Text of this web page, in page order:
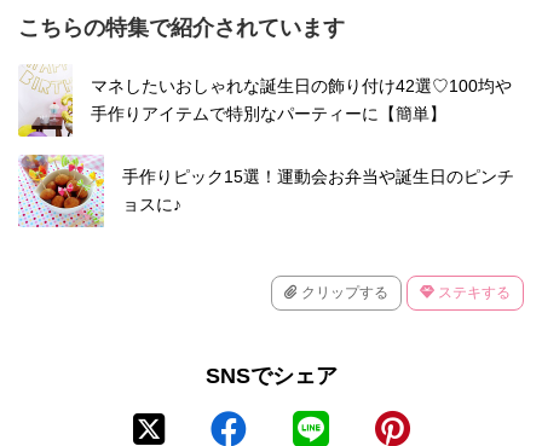
こちらの特集で紹介されています
マネしたいおしゃれな誕生日の飾り付け42選♡100均や
手作りアイテムで特別なパーティーに【簡単】
手作りピック15選！運動会お弁当や誕生日のピンチ
ョスに♪
クリップする ステキする
SNSでシェア